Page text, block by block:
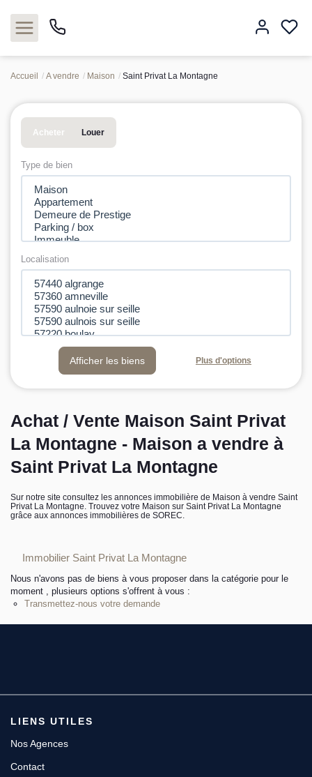
Acheter
Louer
Estimer
Neuf
Gestion
Syndic
L’équipe sorec
Recrutement
Accueil A vendre Maison Saint Privat La Montagne
Acheter Louer
Type de bien
Localisation
Plus d'options
Achat / Vente Maison Saint Privat
La Montagne - Maison a vendre à
Saint Privat La Montagne
Sur notre site consultez les annonces immobilière de Maison à vendre Saint
Privat La Montagne. Trouvez votre Maison sur Saint Privat La Montagne
grâce aux annonces immobilières de SOREC.
Immobilier Saint Privat La Montagne
Nous n'avons pas de biens à vous proposer dans la catégorie pour le
moment , plusieurs options s'offrent à vous :
Transmettez-nous votre demande
LIENS UTILES
Nos Agences
Contact